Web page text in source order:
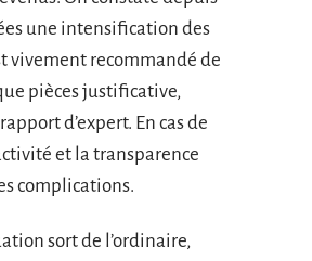
une intensification des
vivement recommandé de
pièces justificative,
d’expert. En cas de
et la transparence
complications.
sort de l’ordinaire,